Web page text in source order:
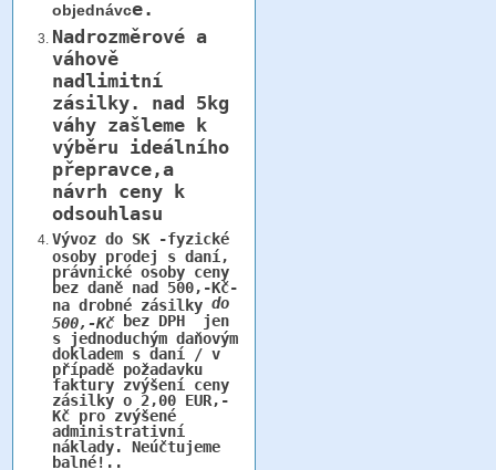
objednávce.
Nadrozměrové a
váhově
nadlimitní
zásilky. nad 5kg
váhy zašleme k
výběru ideálního
přepravce,a
návrh ceny k
odsouhlasu
Vývoz do SK -fyzické
osoby prodej s daní,
právnické osoby ceny
bez daně nad 500,-Kč-
na drobné zásilky do
500,-Kčbez DPH jen
s jednoduchým daňovým
dokladem s daní / v
případě požadavku
faktury zvýšení ceny
zásilky o 2,00 EUR,-
Kč pro zvýšené
administrativní
náklady. Neúčtujeme
balné!..